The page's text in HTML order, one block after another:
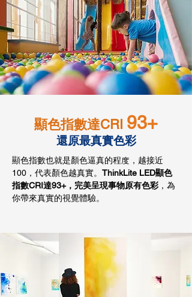
顯色指數達CRI 93+
還原最真實色彩
顯色指數也就是顏色逼真的程度，越接近
100，代表顏色越真實。 ThinkLite LED顯色
指數CRI達93+，完美呈現事物原有色彩 ，為
你帶來真實的視覺體驗。